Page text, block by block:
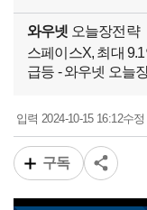
와우넷 오늘장전략
스페이스X, 최대
급등 - 와우넷 오늘
입력2024-10-15 16:12수정
구독